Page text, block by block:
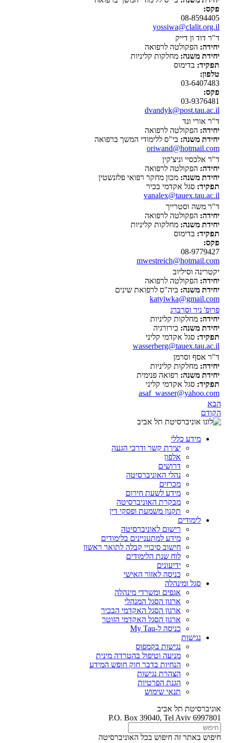
פקס:
08-8594405
yossiwa@clalit.org.il
ד"ר דוד ון דייק
יחידה: הפקולטה לרפואה
יחידת משנה: מחלקות קליניות
תפקיד: בדימוס
טלפון:
03-6407483
פקס:
03-9376481
dvandyk@post.tau.ac.il
ד"ר אורי ונד
יחידה: הפקולטה לרפואה
יחידת משנה: בי"ס ללימודי המשך ברפואה
oriwand@hotmail.com
ד"ר אלכסיי וניצ'קין
יחידה: הפקולטה לרפואה
יחידת משנה: מכון מחקר רפואי פלזנשטין
תפקיד: סגל אקדמי בכיר
vanalex@tauex.tau.ac.il
ד"ר משה וסטרייך
יחידה: הפקולטה לרפואה
יחידת משנה: מחלקות קליניות
תפקיד: בדימוס
פקס:
08-9779427
mwestreich@hotmail.com
יקטרינה וסיליוב
יחידה: הפקולטה לרפואה
יחידת משנה: ביה"ס לרפואת שינים
katyiwka@gmail.com
פרופ' ניר וסרברג
יחידה: מחלקות קליניות
יחידת משנה: כירורגיה
תפקיד: סגל אקדמי קליני
wasserberg@tauex.tau.ac.il
ד"ר אסף וסרמן
יחידה: מחלקות קליניות
יחידת משנה: רפואה פנימית
תפקיד: סגל אקדמי קליני
asaf_wasser@yahoo.com
הבא
הקודם
מידע כללי
יצירת קשר ודרכי הגעה
אלפון
דרושים
נהלי האוניברסיטה
מכרזים
מידע לשעת חירום
מבקרת האוניברסיטה
תקנון משמעת ופסקי דין
לימודים
רישום לאוניברסיטה
מידע למתעניינים בלימודים
חישוב סיכויי קבלה לתואר ראשון
לוח שנת הלימודים
ידיעונים
כניסה לאזור האישי
סגל ומינהלה
אגפים ומשרדי מינהלה
ארגון הסגל המנהלי
ארגון הסגל האקדמי הבכיר
ארגון הסגל האקדמי הזוטר
כניסה ל-My Tau
נגישות
נגישות בקמפוס
מניעה וטיפול בהטרדה מינית
הנחיות בדבר חוק חופש המידע
הצהרת נגישות
הגנת הפרטיות
תנאי שימוש
אוניברסיטת תל אביב
P.O. Box 39040, Tel Aviv 6997801
חיפוש באתר זה חיפוש בכל האוניברסיטה